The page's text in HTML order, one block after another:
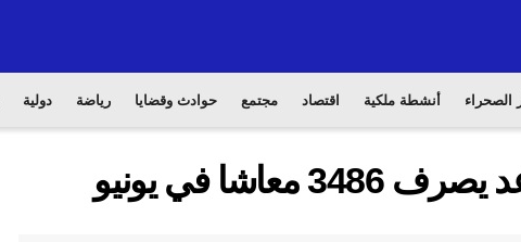
الصحراء أنشطة ملكية اقتصاد مجتمع حوادث وقضايا رياضة دولية
في يونيو